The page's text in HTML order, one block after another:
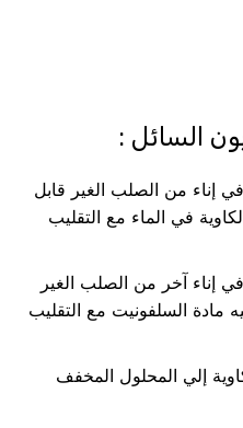
السائل :
إناء من الصلب الغير قابل
في الماء مع التقليب
إناء آخر من الصلب الغير
مادة السلفونيت مع التقليب
إلي المحلول المخفف